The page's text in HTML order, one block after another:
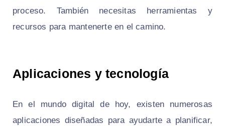
proceso. También necesitas herramientas y
recursos para mantenerte en el camino.
Aplicaciones y tecnología
En el mundo digital de hoy, existen numerosas
aplicaciones diseñadas para ayudarte a planificar,